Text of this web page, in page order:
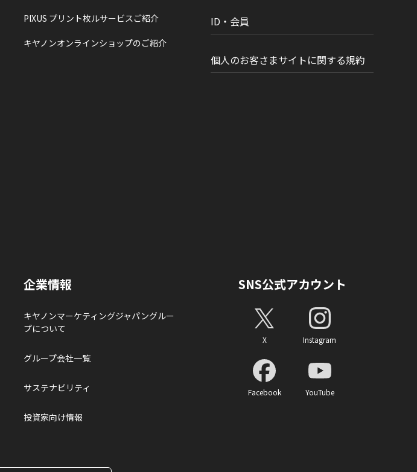
PIXUS プリント枚ルサービスご紹介
キヤノンオンラインショップのご紹介
ID・会員
個人のお客さまサイトに関する規約
企業情報
キヤノンマーケティングジャパングルー
プについて
グループ会社一覧
サステナビリティ
投資家向け情報
SNS公式アカウント
X Instagram
Facebook YouTube